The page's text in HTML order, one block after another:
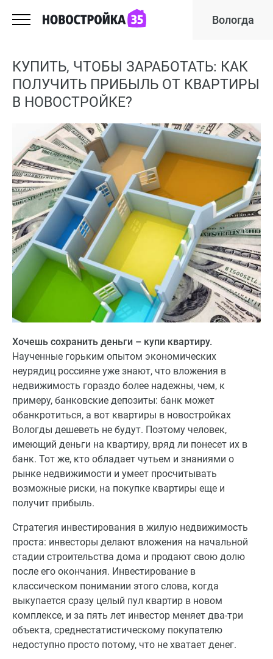
Вологда
КУПИТЬ, ЧТОБЫ ЗАРАБОТАТЬ: КАК
ПОЛУЧИТЬ ПРИБЫЛЬ ОТ КВАРТИРЫ
В НОВОСТРОЙКЕ?
Хочешь сохранить деньги – купи квартиру.
Наученные горьким опытом экономических
неурядиц россияне уже знают, что вложения в
недвижимость гораздо более надежны, чем, к
примеру, банковские депозиты: банк может
обанкротиться, а вот квартиры в новостройках
Вологды дешеветь не будут. Поэтому человек,
имеющий деньги на квартиру, вряд ли понесет их в
банк. Тот же, кто обладает чутьем и знаниями о
рынке недвижимости и умеет просчитывать
возможные риски, на покупке квартиры еще и
получит прибыль.
Стратегия инвестирования в жилую недвижимость
проста: инвесторы делают вложения на начальной
стадии строительства дома и продают свою долю
после его окончания. Инвестирование в
классическом понимании этого слова, когда
выкупается сразу целый пул квартир в новом
комплексе, и за пять лет инвестор меняет два-три
объекта, среднестатистическому покупателю
недоступно просто потому, что не хватает денег.